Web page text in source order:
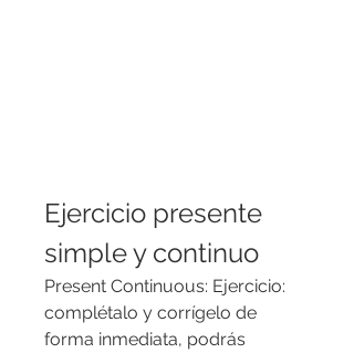
Ejercicio presente
simple y continuo
Present Continuous: Ejercicio:
complétalo y corrígelo de
forma inmediata, podrás